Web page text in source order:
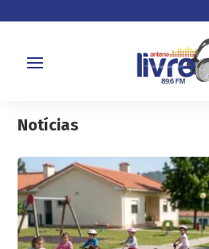
Notícias